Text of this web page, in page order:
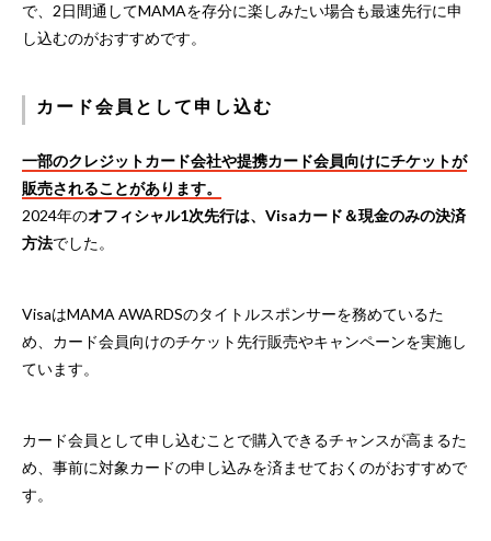
で、2日間通してMAMAを存分に楽しみたい場合も最速先行に申
し込むのがおすすめです。
カード会員として申し込む
一部のクレジットカード会社や提携カード会員向けにチケットが
販売されることがあります。
2024年のオフィシャル1次先行は、Visaカード＆現金のみの決済
方法でした。
VisaはMAMA AWARDSのタイトルスポンサーを務めているた
め、カード会員向けのチケット先行販売やキャンペーンを実施し
ています。
カード会員として申し込むことで購入できるチャンスが高まるた
め、事前に対象カードの申し込みを済ませておくのがおすすめで
す。